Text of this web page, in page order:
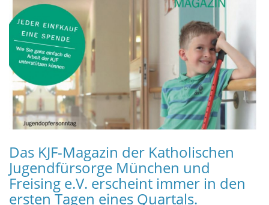
Das KJF-Magazin der Katholischen
Jugendfürsorge München und
Freising e.V. erscheint immer in den
ersten Tagen eines Quartals.